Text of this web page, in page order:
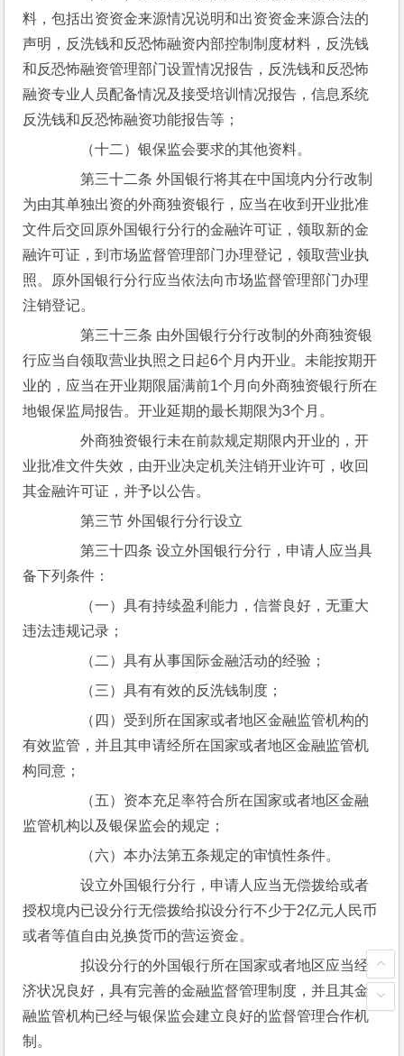
料，包括出资资金来源情况说明和出资资金来源合法的
声明，反洗钱和反恐怖融资内部控制制度材料，反洗钱
和反恐怖融资管理部门设置情况报告，反洗钱和反恐怖
融资专业人员配备情况及接受培训情况报告，信息系统
反洗钱和反恐怖融资功能报告等；
（十二）银保监会要求的其他资料。
第三十二条 外国银行将其在中国境内分行改制
为由其单独出资的外商独资银行，应当在收到开业批准
文件后交回原外国银行分行的金融许可证，领取新的金
融许可证，到市场监督管理部门办理登记，领取营业执
照。原外国银行分行应当依法向市场监督管理部门办理
注销登记。
第三十三条 由外国银行分行改制的外商独资银
行应当自领取营业执照之日起6个月内开业。未能按期开
业的，应当在开业期限届满前1个月向外商独资银行所在
地银保监局报告。开业延期的最长期限为3个月。
外商独资银行未在前款规定期限内开业的，开
业批准文件失效，由开业决定机关注销开业许可，收回
其金融许可证，并予以公告。
第三节 外国银行分行设立
第三十四条 设立外国银行分行，申请人应当具
备下列条件：
（一）具有持续盈利能力，信誉良好，无重大
违法违规记录；
（二）具有从事国际金融活动的经验；
（三）具有有效的反洗钱制度；
（四）受到所在国家或者地区金融监管机构的
有效监管，并且其申请经所在国家或者地区金融监管机
构同意；
（五）资本充足率符合所在国家或者地区金融
监管机构以及银保监会的规定；
（六）本办法第五条规定的审慎性条件。
设立外国银行分行，申请人应当无偿拨给或者
授权境内已设分行无偿拨给拟设分行不少于2亿元人民币
或者等值自由兑换货币的营运资金。
拟设分行的外国银行所在国家或者地区应当经
济状况良好，具有完善的金融监督管理制度，并且其金
融监管机构已经与银保监会建立良好的监督管理合作机
制。